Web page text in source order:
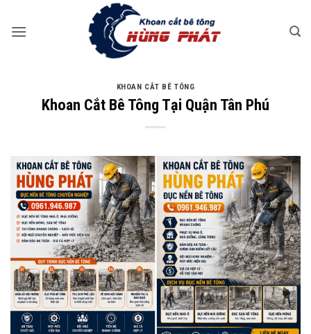
qua
KHOAN CẮT BÊ TÔNG
Khoan Cắt Bê Tông Tại Quận Tân Phú